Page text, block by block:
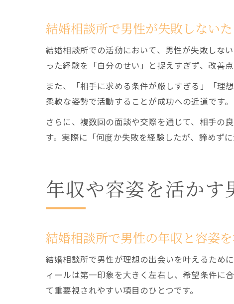
結婚相談所で男性が失敗しない
結婚相談所での活動において、男性が失敗しな
った経験を「自分のせい」と捉えすぎず、改善
また、「相手に求める条件が厳しすぎる」「理
柔軟な姿勢で活動することが成功への近道です
さらに、複数回の面談や交際を通じて、相手の
す。実際に「何度か失敗を経験したが、諦めず
年収や容姿を活か
結婚相談所で男性の年収と容姿
結婚相談所で男性が理想の出会いを叶えるため
ィールは第一印象を大きく左右し、希望条件に
て重要視されやすい項目のひとつです。